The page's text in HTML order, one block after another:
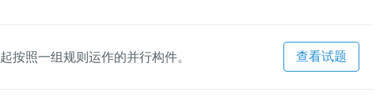
按照一组规则运作的并行构件。 查看试题